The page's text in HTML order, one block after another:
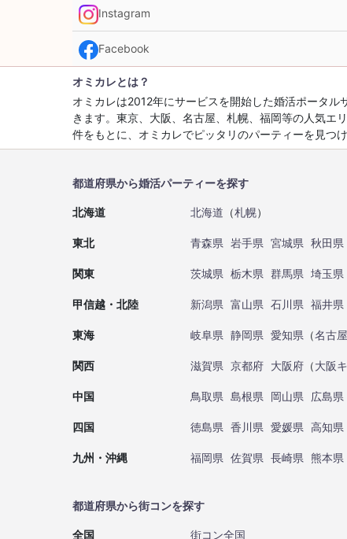
Instagram
Facebook
オミカレとは？
オミカレは2012年にサービスを開始した婚活ポータ
きます。東京、大阪、名古屋、札幌、福岡等の人気エ
件をもとに、オミカレでピッタリのパーティーを見つ
都道府県から婚活パーティーを探す
北海道 北海道 （札幌）
東北 青森県 岩手県 宮城県 秋田県
関東 茨城県 栃木県 群馬県 埼玉県
甲信越・北陸 新潟県 富山県 石川県 福井県
東海 岐阜県 静岡県 愛知県 （名古屋
関西 滋賀県 京都府 大阪府 （大阪
中国 鳥取県 島根県 岡山県 広島県
四国 徳島県 香川県 愛媛県 高知県
九州・沖縄 福岡県 佐賀県 長崎県 熊本県
都道府県から街コンを探す
全国 街コン全国